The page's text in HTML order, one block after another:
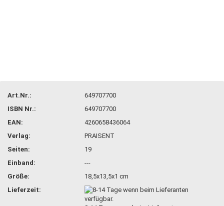
Art.Nr.:
649707700
ISBN Nr.:
649707700
EAN:
4260658436064
Verlag:
PRAISENT
Seiten:
19
Einband:
---
Größe:
18,5x13,5x1 cm
Lieferzeit: